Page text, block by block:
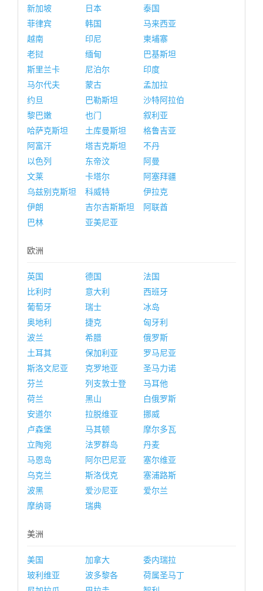
新加坡
日本
泰国
菲律宾
韩国
马来西亚
越南
印尼
柬埔寨
老挝
缅甸
巴基斯坦
斯里兰卡
尼泊尔
印度
马尔代夫
蒙古
孟加拉
约旦
巴勒斯坦
沙特阿拉伯
黎巴嫩
也门
叙利亚
哈萨克斯坦
土库曼斯坦
格鲁吉亚
阿富汗
塔吉克斯坦
不丹
以色列
东帝汶
阿曼
文莱
卡塔尔
阿塞拜疆
乌兹别克斯坦
科威特
伊拉克
伊朗
吉尔吉斯斯坦
阿联酋
巴林
亚美尼亚
欧洲
英国 德国
法国
比利时
意大利
西班牙
葡萄牙
瑞士
冰岛
奥地利
捷克
匈牙利
波兰
希腊
俄罗斯
土耳其
保加利亚
罗马尼亚
斯洛文尼亚
克罗地亚
圣马力诺
芬兰
列支敦士登
马耳他
荷兰
黑山
白俄罗斯
安道尔
拉脱维亚
挪威
卢森堡
马其顿
摩尔多瓦
立陶宛
法罗群岛
丹麦
马恩岛
阿尔巴尼亚
塞尔维亚
乌克兰
斯洛伐克
塞浦路斯
波黑
爱沙尼亚
爱尔兰
摩纳哥
瑞典
美洲
美国 加拿大
委内瑞拉
玻利维亚
波多黎各
荷属圣马丁